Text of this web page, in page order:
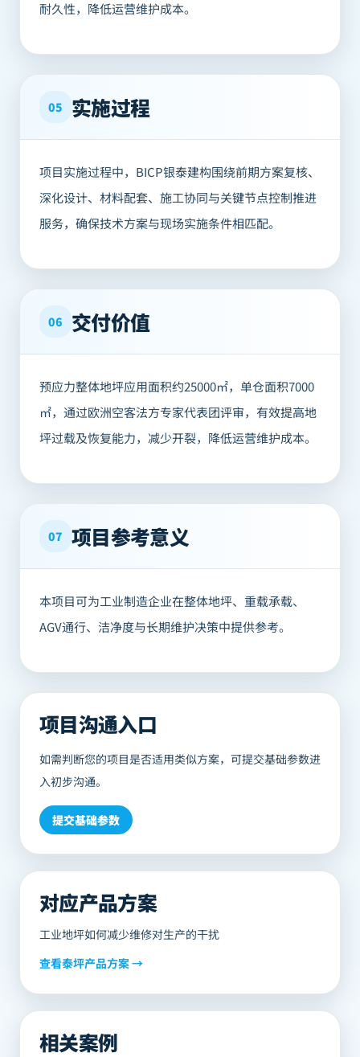
耐久性，降低运营维护成本。
05 实施过程
项目实施过程中，BICP银泰建构围绕前期方案复核、
深化设计、材料配套、施工协同与关键节点控制推进
服务，确保技术方案与现场实施条件相匹配。
06 交付价值
预应力整体地坪应用面积约25000㎡，单仓面积7000
㎡，通过欧洲空客法方专家代表团评审，有效提高地
坪过载及恢复能力，减少开裂，降低运营维护成本。
07 项目参考意义
本项目可为工业制造企业在整体地坪、重载承载、
AGV通行、洁净度与长期维护决策中提供参考。
项目沟通入口
如需判断您的项目是否适用类似方案，可提交基础参数进
入初步沟通。
提交基础参数
对应产品方案
工业地坪如何减少维修对生产的干扰
查看泰坪产品方案 →
相关案例